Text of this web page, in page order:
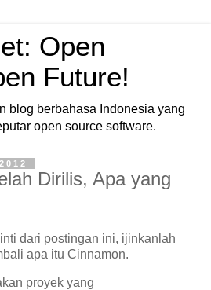
Open
Future!
blog berbahasa Indonesia yang
open source software.
Dirilis, Apa yang
dari postingan ini, ijinkanlah
apa itu Cinnamon.
proyek yang